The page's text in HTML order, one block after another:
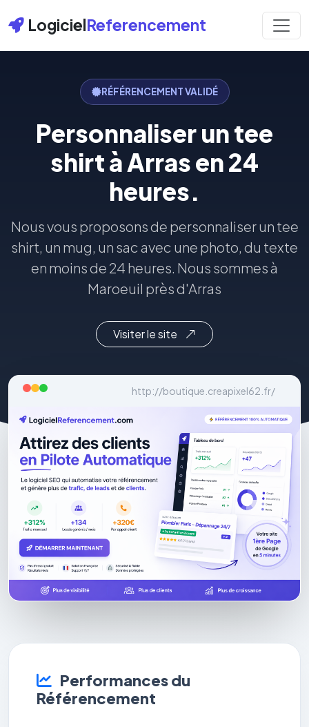
LogicielReferencement
RÉFÉRENCEMENT VALIDÉ
Personnaliser un tee
shirt à Arras en 24
heures.
Nous vous proposons de personnaliser un tee
shirt, un mug, un sac avec une photo, du texte
en moins de 24 heures. Nous sommes à
Maroeuil près d'Arras
Visiter le site
http://boutique.creapixel62.fr/
Performances du
Référencement